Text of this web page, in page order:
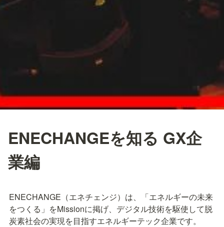
ENECHANGEを知る GX企
業編
ENECHANGE（エネチェンジ）は、「エネルギーの未来
をつくる」をMissionに掲げ、デジタル技術を駆使して脱
炭素社会の実現を目指すエネルギーテック企業です。